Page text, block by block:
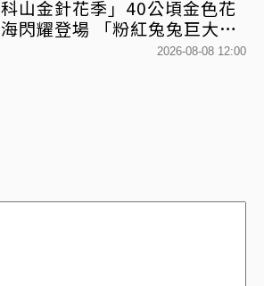
科山金針花季」40公頃金色花
海閃耀登場 「粉紅兔兔巨大氣
球+超狂500樂遊券」快追
2026-08-08 12:00